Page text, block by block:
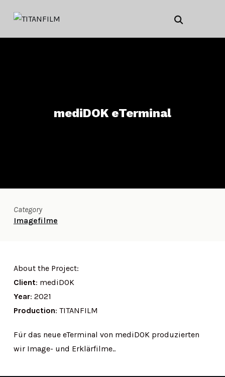
mediDOK eTerminal
Category
Imagefilme
About the Project:
Client: mediDOK
Year: 2021
Production: TITANFILM
Für das neue eTerminal von mediDOK produzierten
wir Image- und Erklärfilme..